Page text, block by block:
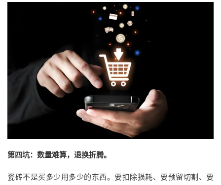
第四坑：数量难算，退换折腾。
瓷砖不是买多少用多少的东西。要扣除损耗、要预留切割、要